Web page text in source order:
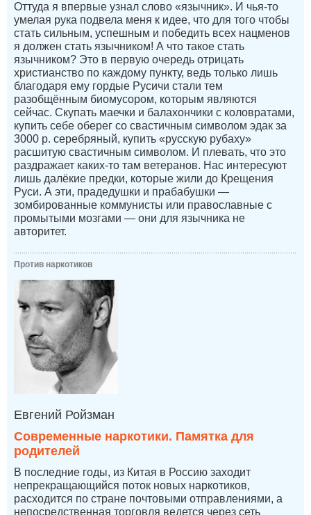
Оттуда я впервые узнал слово «язычник». И чья-то
умелая рука подвела меня к идее, что для того чтобы
стать сильным, успешным и победить всех нацменов
я должен стать язычником! А что такое стать
язычником? Это в первую очередь отрицать
христианство по каждому пункту, ведь только лишь
благодаря ему гордые Русичи стали тем
разобщённым биомусором, которым являются
сейчас. Скупать маечки и балахончики с коловратами,
купить себе оберег со свастичным символом эдак за
3000 р. серебряный, купить «русскую рубаху»
расшитую свастичным символом. И плевать, что это
раздражает каких-то там ветеранов. Нас интересуют
лишь далёкие предки, которые жили до Крещения
Руси. А эти, прадедушки и прабабушки —
зомбированные коммунисты или православные с
промытыми мозгами — они для язычника не
авторитет.
Против наркотиков
Евгений Ройзман
Современные наркотики. Памятка для
родителей
В последние годы, из Китая в Россию заходит
непрекращающийся поток новых наркотиков,
расходится по стране почтовыми отправлениями, а
непосредственная торговля ведется через сеть